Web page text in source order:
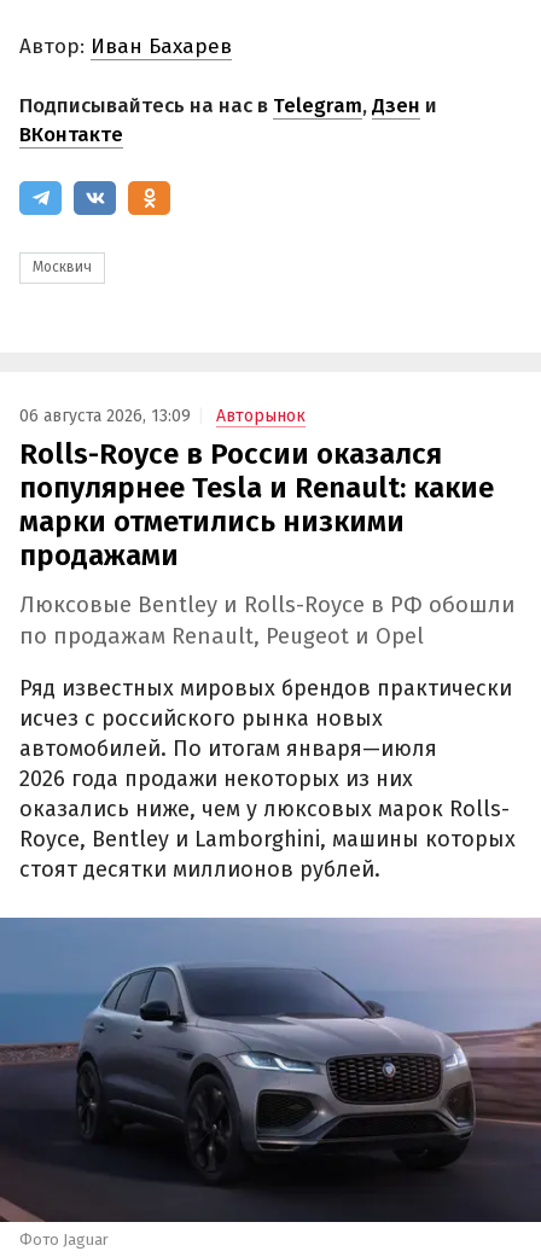
Автор: Иван Бахарев
Подписывайтесь на нас в Telegram,Дзен и
ВКонтакте
Москвич
06 августа 2026, 13:09 Авторынок
Rolls-Royce в России оказался
популярнее Tesla и Renault: какие
марки отметились низкими
продажами
Люксовые Bentley и Rolls-Royce в РФ обошли
по продажам Renault, Peugeot и Opel
Ряд известных мировых брендов практически
исчез с российского рынка новых
автомобилей. По итогам января—июля
2026 года продажи некоторых из них
оказались ниже, чем у люксовых марок Rolls-
Royce, Bentley и Lamborghini, машины которых
стоят десятки миллионов рублей.
Фото Jaguar